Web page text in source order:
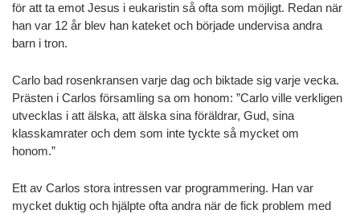
för att ta emot Jesus i eukaristin så ofta som möjligt. Redan när
han var 12 år blev han kateket och började undervisa andra
barn i tron.
Carlo bad rosenkransen varje dag och biktade sig varje vecka.
Prästen i Carlos församling sa om honom: ”Carlo ville verkligen
utvecklas i att älska, att älska sina föräldrar, Gud, sina
klasskamrater och dem som inte tyckte så mycket om
honom.”
Ett av Carlos stora intressen var programmering. Han var
mycket duktig och hjälpte ofta andra när de fick problem med